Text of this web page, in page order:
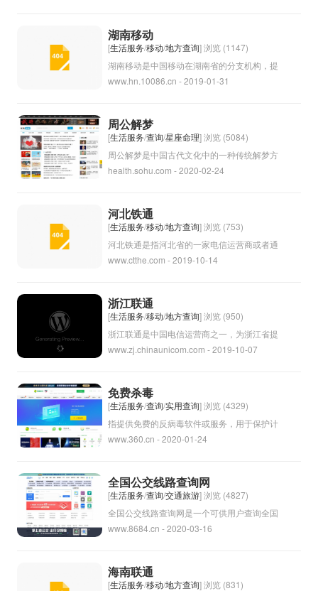
息化建设，为当地居民和企业提供高质量的通
信服务。
湖南移动
[生活服务/移动/地方查询] 浏览 (1147)
湖南移动是中国移动在湖南省的分支机构，提
供移动通信服务、互联网服务和数字化服务
通信服务和智能化解决方案。
www.hn.10086.cn - 2019-01-31
周公解梦
[生活服务/查询/星座命理] 浏览 (5084)
周公解梦是中国古代文化中的一种传统解梦方
法，据说是由西周时期的贤臣周公所创。根据
公的解梦指南相对照，从而得出解释和预示。
这种方法在中国历史上一直备受重视，被认为
具有一定的指导意义。虽然现代科学认为梦境
是大脑在睡眠状态下的自我表达，但一些人仍
的含义。
health.sohu.com - 2020-02-24
河北铁通
[生活服务/移动/地方查询] 浏览 (753)
河北铁通是指河北省的一家电信运营商或者通
信公司。该公司可能提供固定电话、宽带、移
www.ctthe.com - 2019-10-14
浙江联通
[生活服务/移动/地方查询] 浏览 (950)
浙江联通是中国电信运营商之一，为浙江省提
供通信服务。它是中国联通旗下的子公司，主
务。浙江联通致力于提供高质量的通信服务，
满足客户的通信需求。
www.zj.chinaunicom.com - 2019-10-07
免费杀毒
[生活服务/查询/实用查询] 浏览 (4329)
指提供免费的反病毒软件或服务，用于保护计
算机免受恶意软件、病毒和其他网络威胁的侵
用户可以免费下载安装并定期更新以确保计算
机的安全。虽然免费杀毒软件可能不如付费软
件提供的功能和技术支持完善，但对于一般用
户来说，仍然是一种有效的保护方式。
www.360.cn - 2020-01-24
全国公交线路查询网
[生活服务/查询/交通旅游] 浏览 (4827)
全国公交线路查询网是一个可供用户查询全国
各地公交线路信息的网站，用户可以通过输入
交线路的详细信息，包括线路的名称、路线
图、途经站点、运行时间等。通过这个网站，
www.8684.cn - 2020-03-16
海南联通
[生活服务/移动/地方查询] 浏览 (831)